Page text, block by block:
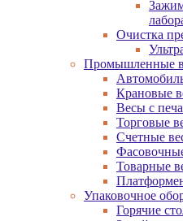
Очистка
Промышленные
Крановые
Весы с
Торговые
Счетные
Товарные
Упаковочное
Горячие